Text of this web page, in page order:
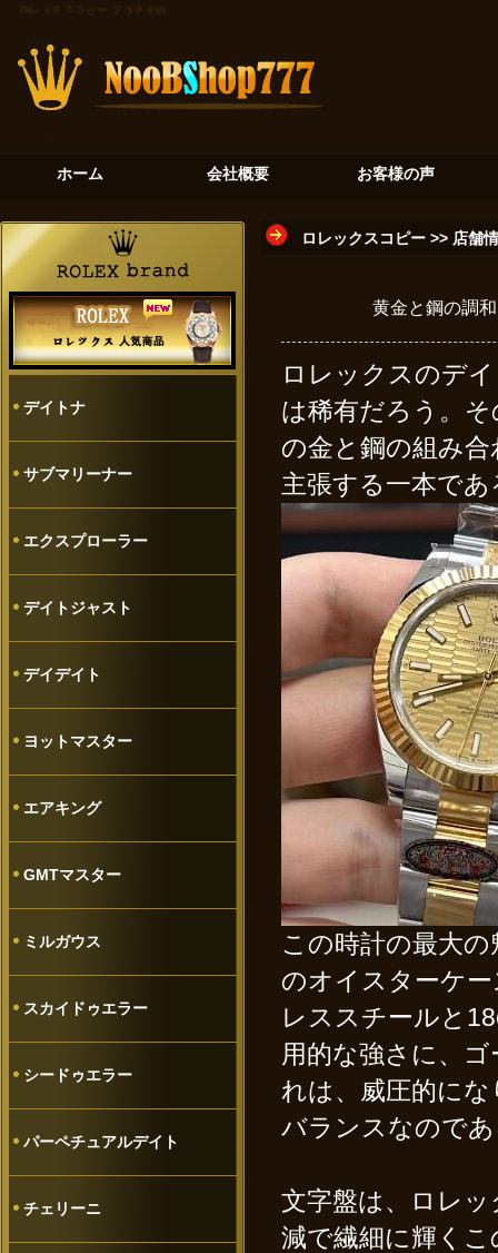
ホーム 会社概要 お客様の声
デイトナ
サブマリーナー
エクスプローラー
デイトジャスト
デイデイト
ヨットマスター
エアキング
GMTマスター
ミルガウス
スカイドゥエラー
シードゥエラー
パーペチュアルデイト
チェリーニ
ロレックスコピー >> 店舗
黄金と鋼の調
ロレックスのデ
は稀有だろう。
の金と鋼の組み
主張する一本であ
この時計の最大
のオイスターケ
レススチールと
用的な強さに、
れは、威圧的に
バランスなので
文字盤は、ロレ
減で繊細に輝く